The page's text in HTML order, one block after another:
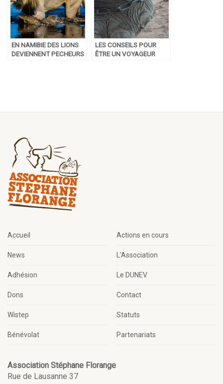
EN NAMIBIE DES LIONS
DEVIENNENT PECHEURS
LES CONSEILS POUR
ÊTRE UN VOYAGEUR
Accueil Actions en cours
News L’Association
Adhésion Le DUNEV
Dons Contact
Wistep Statuts
Bénévolat Partenariats
Association Stéphane Florange
Rue de Lausanne 37